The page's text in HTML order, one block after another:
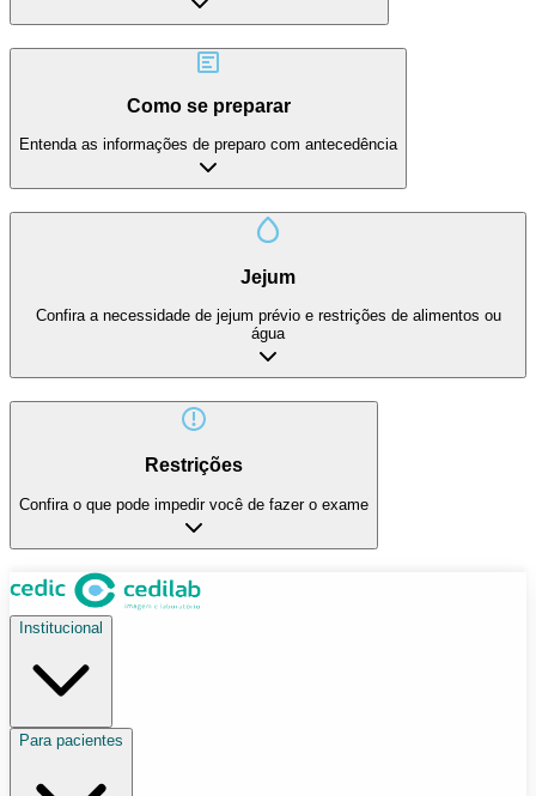
Como se preparar
Entenda as informações de preparo com antecedência
Jejum
Confira a necessidade de jejum prévio e restrições de alimentos ou
água
Restrições
Confira o que pode impedir você de fazer o exame
Institucional
Para pacientes